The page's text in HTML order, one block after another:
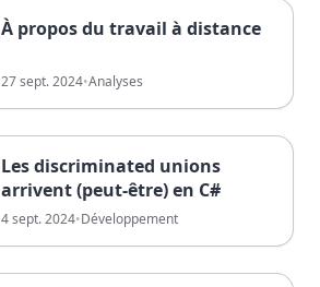
À propos du travail à distance
27 sept. 2024•Analyses
Les discriminated unions
arrivent (peut-être) en C#
4 sept. 2024•Développement